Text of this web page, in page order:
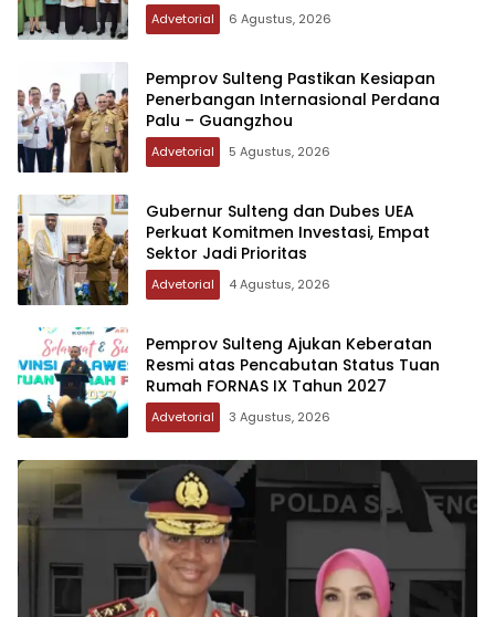
Advetorial 6 Agustus, 2026
Pemprov Sulteng Pastikan Kesiapan
Penerbangan Internasional Perdana
Palu – Guangzhou
Advetorial 5 Agustus, 2026
Gubernur Sulteng dan Dubes UEA
Perkuat Komitmen Investasi, Empat
Sektor Jadi Prioritas
Advetorial 4 Agustus, 2026
Pemprov Sulteng Ajukan Keberatan
Resmi atas Pencabutan Status Tuan
Rumah FORNAS IX Tahun 2027
Advetorial 3 Agustus, 2026